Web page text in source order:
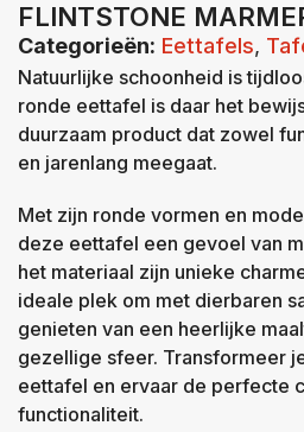
FLINTSTONE
Categorieën: Eettafels,
Natuurlijke schoonheid is
ronde eettafel is daar het
duurzaam product dat zowel
en jarenlang meegaat.
Met zijn ronde vormen en
deze eettafel een gevoel van
het materiaal zijn unieke
ideale plek om met dierbaren
genieten van een heerlijke
gezellige sfeer. Transformeer
eettafel en ervaar de perfecte
functionaliteit.